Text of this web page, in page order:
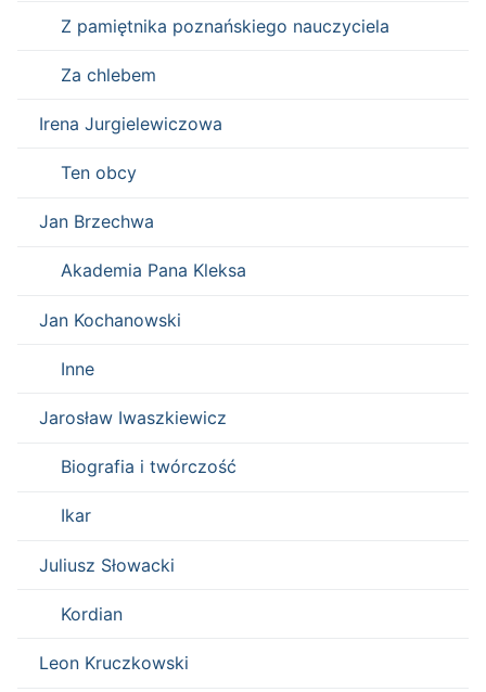
Z pamiętnika poznańskiego nauczyciela
Za chlebem
Irena Jurgielewiczowa
Ten obcy
Jan Brzechwa
Akademia Pana Kleksa
Jan Kochanowski
Inne
Jarosław Iwaszkiewicz
Biografia i twórczość
Ikar
Juliusz Słowacki
Kordian
Leon Kruczkowski